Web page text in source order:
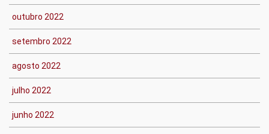
outubro 2022
setembro 2022
agosto 2022
julho 2022
junho 2022